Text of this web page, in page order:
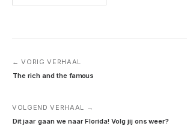
← VORIG VERHAAL
The rich and the famous
VOLGEND VERHAAL →
Dit jaar gaan we naar Florida! Volg jij ons weer?